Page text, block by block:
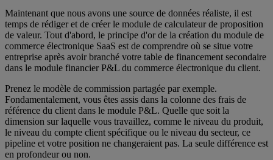
Maintenant que nous avons une source de données réaliste, il est
temps de rédiger et de créer le module de calculateur de proposition
de valeur. Tout d'abord, le principe d'or de la création du module de
commerce électronique SaaS est de comprendre où se situe votre
entreprise après avoir branché votre table de financement secondaire
dans le module financier P&L du commerce électronique du client.
Prenez le modèle de commission partagée par exemple.
Fondamentalement, vous êtes assis dans la colonne des frais de
référence du client dans le module P&L. Quelle que soit la
dimension sur laquelle vous travaillez, comme le niveau du produit,
le niveau du compte client spécifique ou le niveau du secteur, ce
pipeline et votre position ne changeraient pas. La seule différence est
en profondeur ou non.